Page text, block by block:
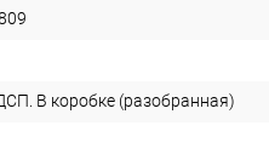
В коробке (разобранная)